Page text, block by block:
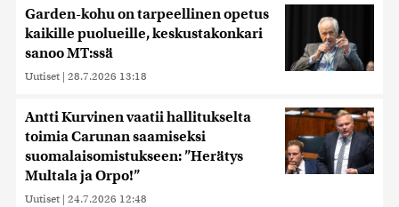
Garden-kohu on tarpeellinen opetus
kaikille puolueille, keskustakonkari
sanoo MT:ssä
Uutiset | 28.7.2026 13:18
Antti Kurvinen vaatii hallitukselta
toimia Carunan saamiseksi
suomalaisomistukseen: ”Herätys
Multala ja Orpo!”
Uutiset | 24.7.2026 12:48